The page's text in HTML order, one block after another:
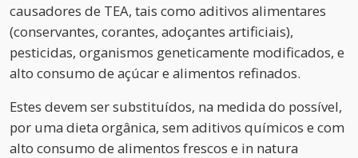
causadores de TEA, tais como aditivos alimentares
(conservantes, corantes, adoçantes artificiais),
pesticidas, organismos geneticamente modificados, e
alto consumo de açúcar e alimentos refinados.
Estes devem ser substituídos, na medida do possível,
por uma dieta orgânica, sem aditivos químicos e com
alto consumo de alimentos frescos e in natura